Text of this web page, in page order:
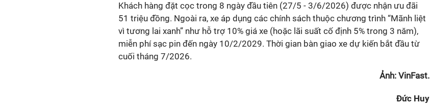
Khách hàng đặt cọc trong 8 ngày đầu tiên (27/5 - 3/6/2026) được nhận ưu đãi
51 triệu đồng. Ngoài ra, xe áp dụng các chính sách thuộc chương trình “Mãnh liệt
vì tương lai xanh” như hỗ trợ 10% giá xe (hoặc lãi suất cố định 5% trong 3 năm),
miễn phí sạc pin đến ngày 10/2/2029. Thời gian bàn giao xe dự kiến bắt đầu từ
cuối tháng 7/2026.
Ảnh: VinFast.
Đức Huy